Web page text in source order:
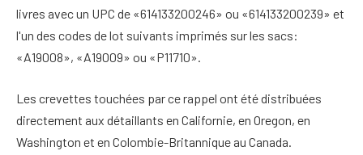
livres avec un UPC de «614133200246» ou «614133200239» et
l'un des codes de lot suivants imprimés sur les sacs:
«A19008», «A19009» ou «P11710».
Les crevettes touchées par ce rappel ont été distribuées
directement aux détaillants en Californie, en Oregon, en
Washington et en Colombie-Britannique au Canada.